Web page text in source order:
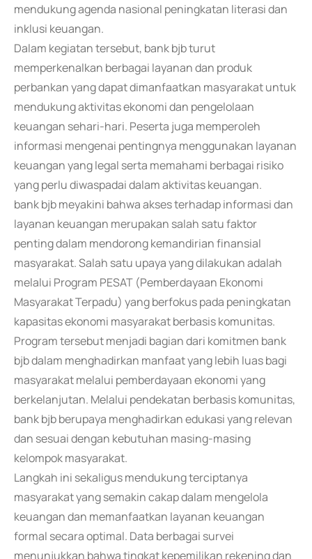
mendukung agenda nasional peningkatan literasi dan
inklusi keuangan.
Dalam kegiatan tersebut, bank bjb turut
memperkenalkan berbagai layanan dan produk
perbankan yang dapat dimanfaatkan masyarakat untuk
mendukung aktivitas ekonomi dan pengelolaan
keuangan sehari-hari. Peserta juga memperoleh
informasi mengenai pentingnya menggunakan layanan
keuangan yang legal serta memahami berbagai risiko
yang perlu diwaspadai dalam aktivitas keuangan.
bank bjb meyakini bahwa akses terhadap informasi dan
layanan keuangan merupakan salah satu faktor
penting dalam mendorong kemandirian finansial
masyarakat. Salah satu upaya yang dilakukan adalah
melalui Program PESAT (Pemberdayaan Ekonomi
Masyarakat Terpadu) yang berfokus pada peningkatan
kapasitas ekonomi masyarakat berbasis komunitas.
Program tersebut menjadi bagian dari komitmen bank
bjb dalam menghadirkan manfaat yang lebih luas bagi
masyarakat melalui pemberdayaan ekonomi yang
berkelanjutan. Melalui pendekatan berbasis komunitas,
bank bjb berupaya menghadirkan edukasi yang relevan
dan sesuai dengan kebutuhan masing-masing
kelompok masyarakat.
Langkah ini sekaligus mendukung terciptanya
masyarakat yang semakin cakap dalam mengelola
keuangan dan memanfaatkan layanan keuangan
formal secara optimal. Data berbagai survei
menunjukkan bahwa tingkat kepemilikan rekening dan